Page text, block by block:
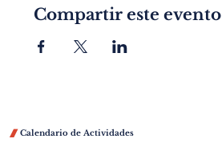
 Calendario de Actividades
Compartir este evento